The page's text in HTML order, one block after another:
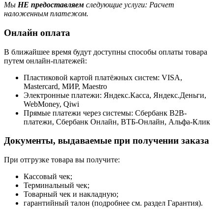
Мы НЕ предоставляем следующие услуги: Расчет
наложенным платежом.
Онлайн оплата
В ближайшее время будут доступны способы оплаты товара
путем онлайн-платежей:
Пластиковой картой платёжных систем: VISA,
Mastercard, МИР, Maestrо
Электронные платежи: Яндекс.Касса, Яндекс.Деньги,
WebMoney, Qiwi
Прямые платежи через системы: Сбербанк B2B-
платежи, Сбербанк Онлайн, ВТБ-Онлайн, Альфа-Клик
Документы, выдаваемые при получении заказа
При отгрузке товара вы получите:
Кассовый чек;
Терминальный чек;
Товарный чек и накладную;
гарантийный талон (подробнее см. раздел Гарантия).